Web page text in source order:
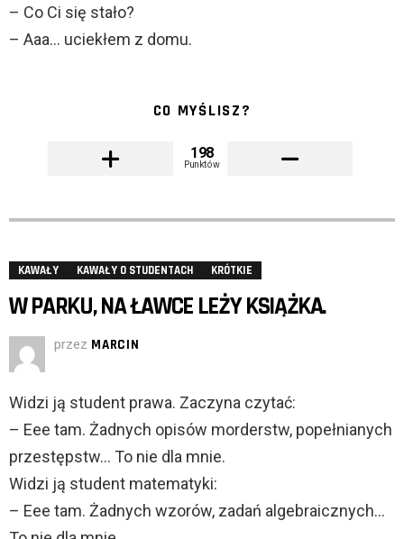
– Co Ci się stało?
– Aaa… uciekłem z domu.
CO MYŚLISZ?
198
Punktów
KAWAŁY KAWAŁY O STUDENTACH KRÓTKIE
W PARKU, NA ŁAWCE LEŻY KSIĄŻKA.
przez MARCIN
Widzi ją student prawa. Zaczyna czytać:
– Eee tam. Żadnych opisów morderstw, popełnianych
przestępstw… To nie dla mnie.
Widzi ją student matematyki:
– Eee tam. Żadnych wzorów, zadań algebraicznych…